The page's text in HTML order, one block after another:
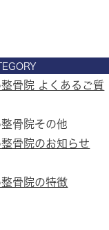
骨院 よくあるご質
骨院その他
骨院のお知らせ
骨院の特徴